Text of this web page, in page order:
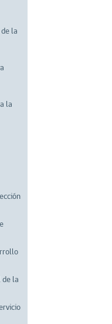
la
la
de la